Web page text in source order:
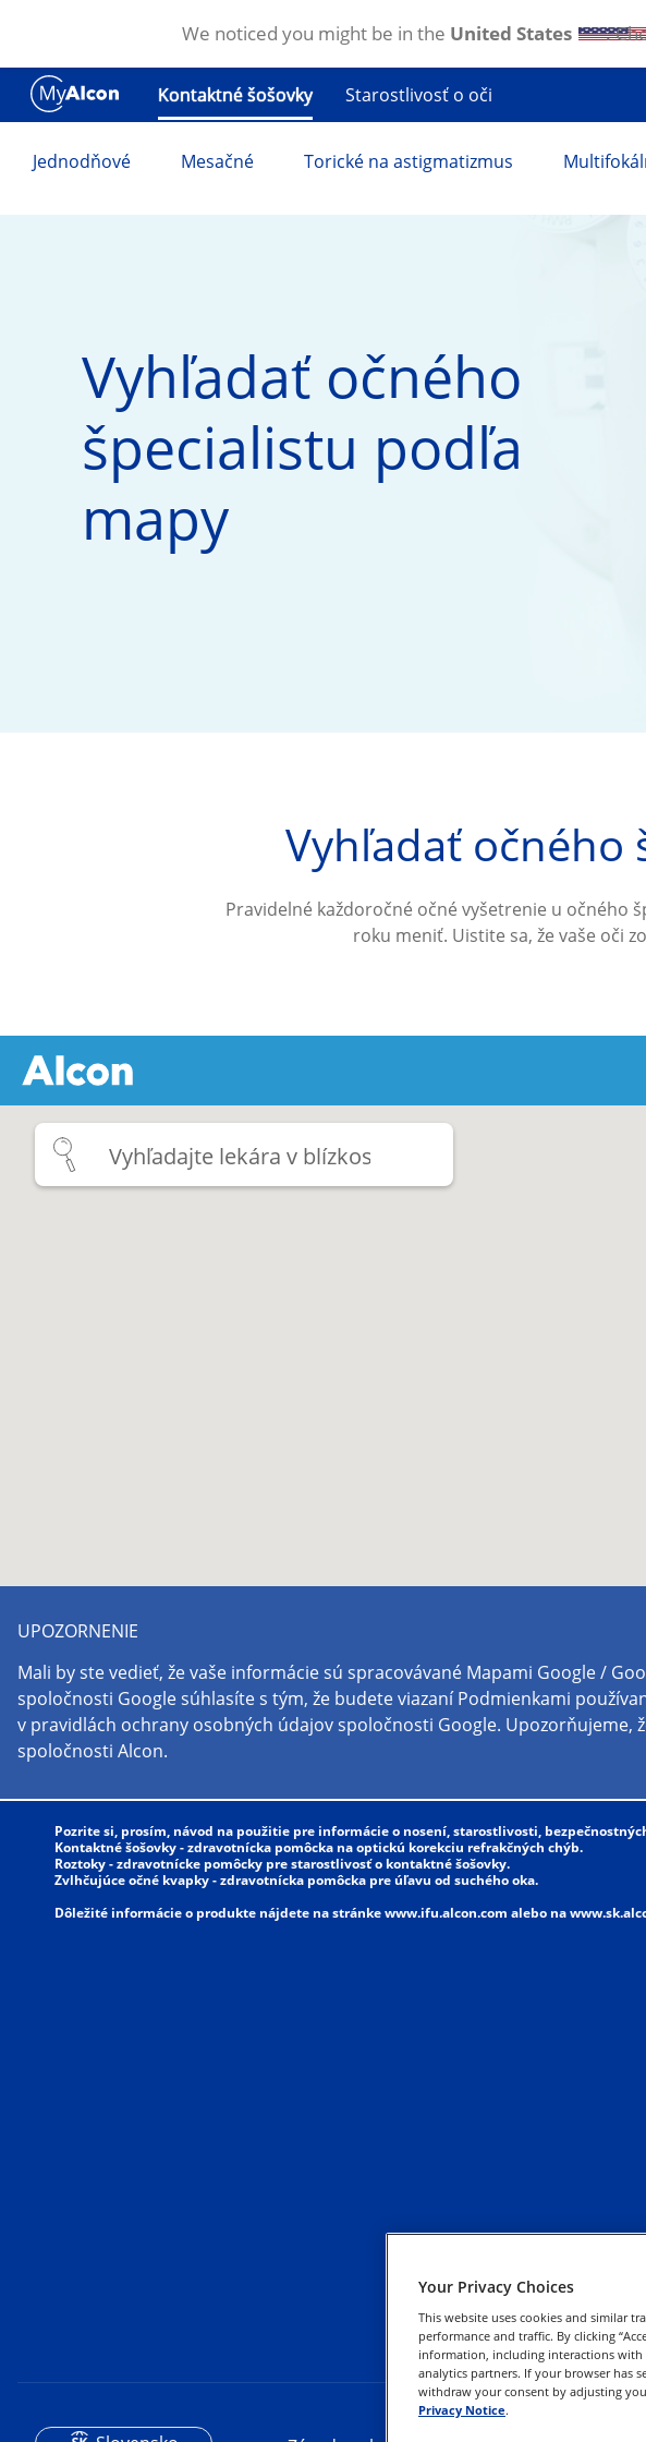
Skočiť na hlavný obsah
Kontaktné šošovky
Starostlivosť o oči
Jednodňové Mesačné Torické na astigmatizmus
Vyhľadať očného
špecialistu podľa
mapy
Vyhľadať očného
Pravidelné každoročné očné vyšetrenie u očného
roku meniť. Uistite sa, že vaše oči
Pozrite si, prosím, návod na použitie pre informácie o nosení, starostlivosti,
Kontaktné šošovky - zdravotnícka pomôcka na optickú korekciu refrakčných chýb.
Roztoky - zdravotnícke pomôcky pre starostlivosť o kontaktné šošovky.
Zvlhčujúce očné kvapky - zdravotnícka pomôcka pre úľavu od suchého oka.
Dôležité informácie o produkte nájdete na stránke www.ifu.alcon.com alebo na
Your Privacy Choices
This website uses cookies and similar
performance and traffic. By clicking
information, including interactions with
analytics partners. If your browser has
withdraw your consent by adjusting
Privacy Notice.
We noticed you might be in the United States .